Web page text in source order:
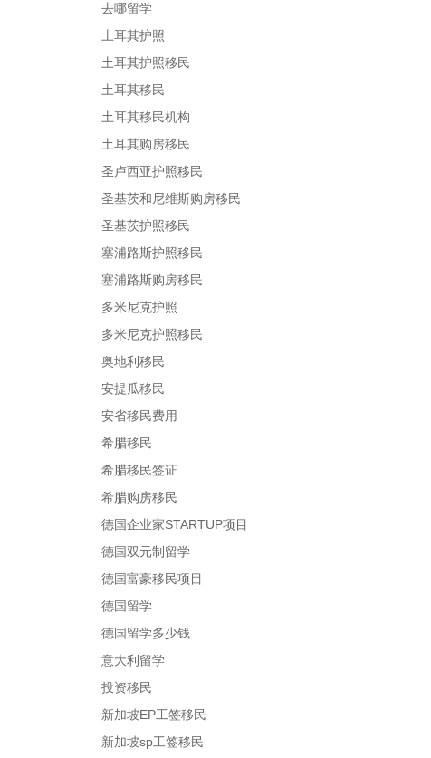
去哪留学
土耳其护照
土耳其护照移民
土耳其移民
土耳其移民机构
土耳其购房移民
圣卢西亚护照移民
圣基茨和尼维斯购房移民
圣基茨护照移民
塞浦路斯护照移民
塞浦路斯购房移民
多米尼克护照
多米尼克护照移民
奥地利移民
安提瓜移民
安省移民费用
希腊移民
希腊移民签证
希腊购房移民
德国企业家STARTUP项目
德国双元制留学
德国富豪移民项目
德国留学
德国留学多少钱
意大利留学
投资移民
新加坡EP工签移民
新加坡sp工签移民